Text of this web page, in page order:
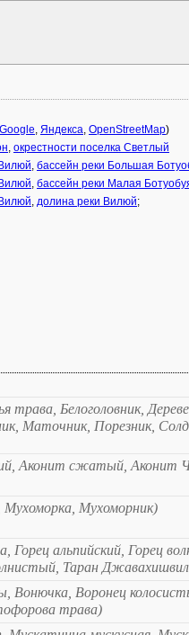
Google, Яндекса, OpenStreetMap)
, окрестности поселка Светлый
, бассейн реки Большая
, бассейн реки Малая
, долина реки Вилюй;
трава, Белоголовник,
Маточник, Порезник,
Аконит сжатый, Аконит
Мухоморник)
Горец альпийский, Горец
Таран
Вонючка, Воронец
трава)